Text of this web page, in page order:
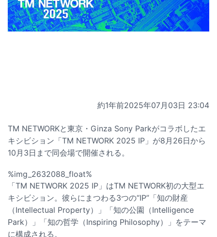
約1年前2025年07月03日 23:04
TM NETWORKと東京・Ginza Sony Parkがコラボしたエ
キシビション「TM NETWORK 2025 IP」が8月26日から
10月3日まで同会場で開催される。
%img_2632088_float%
「TM NETWORK 2025 IP」はTM NETWORK初の大型エ
キシビション。彼らにまつわる3つの“IP”「知の財産
（Intellectual Property）」「知の公園（Intelligence
Park）」「知の哲学（Inspiring Philosophy）」をテーマ
に構成される。